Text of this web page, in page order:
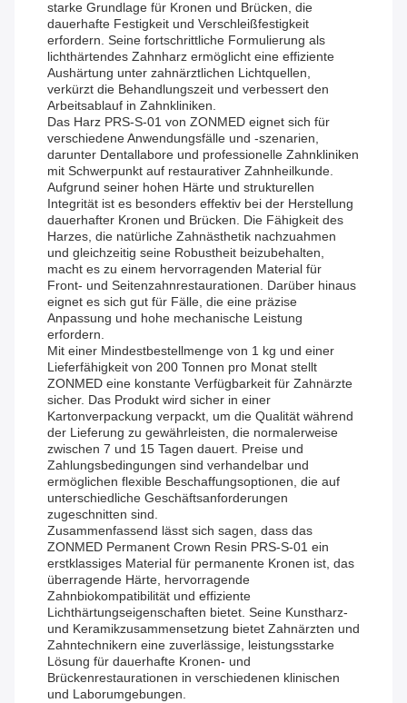
starke Grundlage für Kronen und Brücken, die
dauerhafte Festigkeit und Verschleißfestigkeit
erfordern. Seine fortschrittliche Formulierung als
lichthärtendes Zahnharz ermöglicht eine effiziente
Aushärtung unter zahnärztlichen Lichtquellen,
verkürzt die Behandlungszeit und verbessert den
Arbeitsablauf in Zahnkliniken.
Das Harz PRS-S-01 von ZONMED eignet sich für
verschiedene Anwendungsfälle und -szenarien,
darunter Dentallabore und professionelle Zahnkliniken
mit Schwerpunkt auf restaurativer Zahnheilkunde.
Aufgrund seiner hohen Härte und strukturellen
Integrität ist es besonders effektiv bei der Herstellung
dauerhafter Kronen und Brücken. Die Fähigkeit des
Harzes, die natürliche Zahnästhetik nachzuahmen
und gleichzeitig seine Robustheit beizubehalten,
macht es zu einem hervorragenden Material für
Front- und Seitenzahnrestaurationen. Darüber hinaus
eignet es sich gut für Fälle, die eine präzise
Anpassung und hohe mechanische Leistung
erfordern.
Mit einer Mindestbestellmenge von 1 kg und einer
Lieferfähigkeit von 200 Tonnen pro Monat stellt
ZONMED eine konstante Verfügbarkeit für Zahnärzte
sicher. Das Produkt wird sicher in einer
Kartonverpackung verpackt, um die Qualität während
der Lieferung zu gewährleisten, die normalerweise
zwischen 7 und 15 Tagen dauert. Preise und
Zahlungsbedingungen sind verhandelbar und
ermöglichen flexible Beschaffungsoptionen, die auf
unterschiedliche Geschäftsanforderungen
zugeschnitten sind.
Zusammenfassend lässt sich sagen, dass das
ZONMED Permanent Crown Resin PRS-S-01 ein
erstklassiges Material für permanente Kronen ist, das
überragende Härte, hervorragende
Zahnbiokompatibilität und effiziente
Lichthärtungseigenschaften bietet. Seine Kunstharz-
und Keramikzusammensetzung bietet Zahnärzten und
Zahntechnikern eine zuverlässige, leistungsstarke
Lösung für dauerhafte Kronen- und
Brückenrestaurationen in verschiedenen klinischen
und Laborumgebungen.